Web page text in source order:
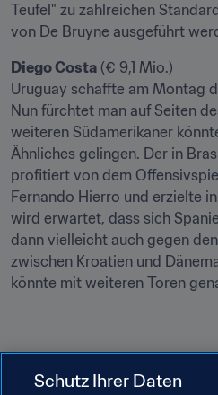
Teufel" zu zahlreichen
von De Bruyne ausgeführt
Diego Costa (€ 9,1 Mio.)
Uruguay schaffte am Montag
Nun fürchtet man auf Seiten
weiteren Südamerikaner
Ähnliches gelingen. Der in
profitiert von dem
Fernando Hierro und erzielte
wird erwartet, dass sich
dann vielleicht auch gegen
zwischen Kroatien und
könnte mit weiteren Toren
Der 24-Jährige legte in
Schutz Ihrer Daten